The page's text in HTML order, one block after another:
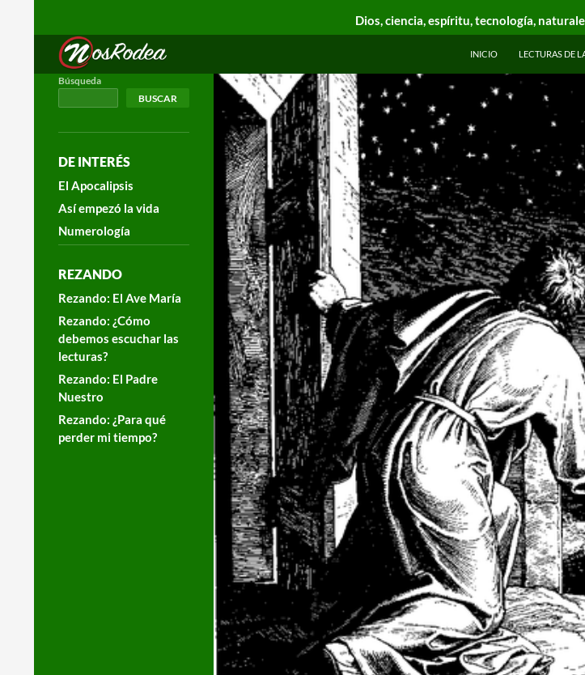
Dios, ciencia, espíritu, tecnología,
Nos Rodea
Search
INICIO LECTURAS DE
Búsqueda
BUSCAR
DE INTERÉS
El Apocalipsis
Así empezó la vida
Numerología
REZANDO
Rezando: El Ave María
Rezando: ¿Cómo
debemos escuchar las
lecturas?
Rezando: El Padre
Nuestro
Rezando: ¿Para qué
perder mi tiempo?